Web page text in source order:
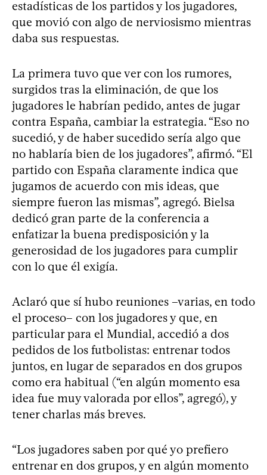
estadísticas de los partidos y los jugadores,
que movió con algo de nerviosismo mientras
daba sus respuestas.
La primera tuvo que ver con los rumores,
surgidos tras la eliminación, de que los
jugadores le habrían pedido, antes de jugar
contra España, cambiar la estrategia. “Eso no
sucedió, y de haber sucedido sería algo que
no hablaría bien de los jugadores”, afirmó. “El
partido con España claramente indica que
jugamos de acuerdo con mis ideas, que
siempre fueron las mismas”, agregó. Bielsa
dedicó gran parte de la conferencia a
enfatizar la buena predisposición y la
generosidad de los jugadores para cumplir
con lo que él exigía.
Aclaró que sí hubo reuniones –varias, en todo
el proceso– con los jugadores y que, en
particular para el Mundial, accedió a dos
pedidos de los futbolistas: entrenar todos
juntos, en lugar de separados en dos grupos
como era habitual (“en algún momento esa
idea fue muy valorada por ellos”, agregó), y
tener charlas más breves.
“Los jugadores saben por qué yo prefiero
entrenar en dos grupos, y en algún momento